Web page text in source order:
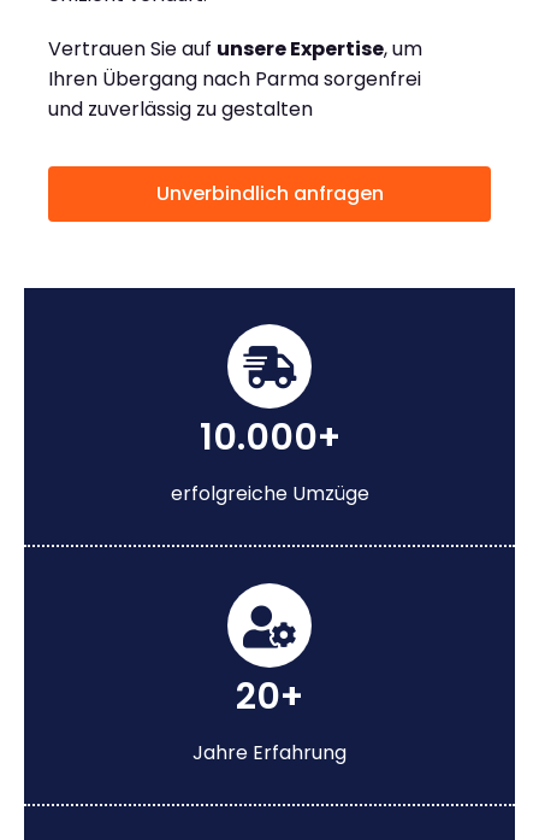
Vertrauen Sie auf unsere Expertise, um
Ihren Übergang nach Parma sorgenfrei
und zuverlässig zu gestalten
Unverbindlich anfragen
10.000+
erfolgreiche Umzüge
20+
Jahre Erfahrung